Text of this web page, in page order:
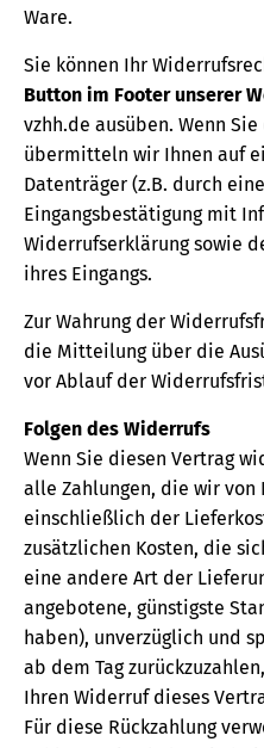
Ware.
Sie können Ihr
Button im Footer unserer
vzhh.de ausüben. Wenn
übermitteln wir Ihnen auf
Datenträger (z.B. durch
Eingangsbestätigung mit
Widerrufserklärung sowie
ihres Eingangs.
Zur Wahrung der
die Mitteilung über die
vor Ablauf der
Folgen des Widerrufs
Wenn Sie diesen Vertrag
alle Zahlungen, die wir von
einschließlich der
zusätzlichen Kosten, die
eine andere Art der
angebotene, günstigste
haben), unverzüglich und
ab dem Tag
Ihren Widerruf dieses
Für diese Rückzahlung